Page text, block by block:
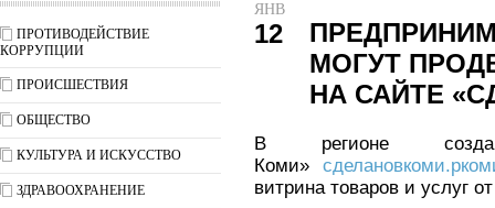
ПРОТИВОДЕЙСТВИЕ
КОРРУПЦИИ
ПРОИСШЕСТВИЯ
ОБЩЕСТВО
КУЛЬТУРА И ИСКУССТВО
ЗДРАВООХРАНЕНИЕ
ЯНВ
12
МОГУТ
НА САЙТЕ
В регионе
Коми»
витрина товаров и услуг